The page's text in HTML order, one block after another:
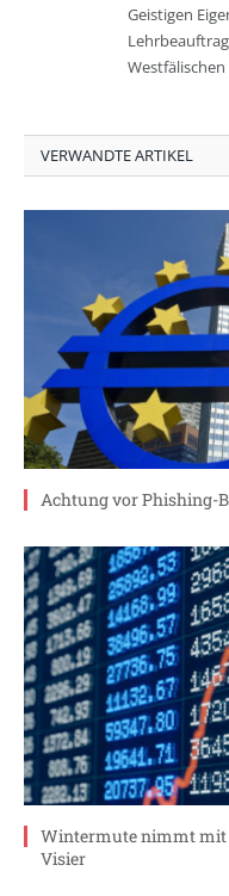
Geistigen
VERWANDTE ARTIKEL
Achtung vor Phishing-
Wintermute nimmt mit
Visier